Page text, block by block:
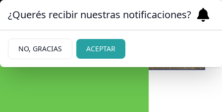
¿Querés recibir nuestras notificaciones?
NO, GRACIAS ACEPTAR